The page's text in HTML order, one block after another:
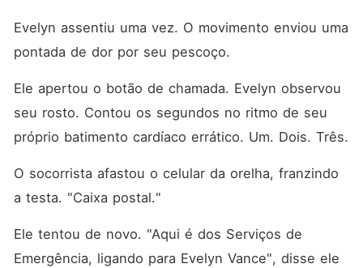
Evelyn assentiu uma vez. O movimento enviou uma
pontada de dor por seu pescoço.
Ele apertou o botão de chamada. Evelyn observou
seu rosto. Contou os segundos no ritmo de seu
próprio batimento cardíaco errático. Um. Dois. Três.
O socorrista afastou o celular da orelha, franzindo
a testa. "Caixa postal."
Ele tentou de novo. "Aqui é dos Serviços de
Emergência, ligando para Evelyn Vance", disse ele